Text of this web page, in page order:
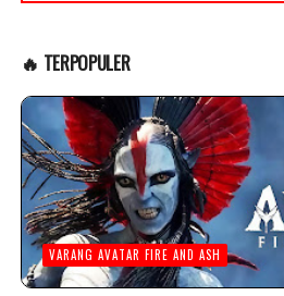
🔥 TERPOPULER
VARANG AVATAR FIRE AND ASH